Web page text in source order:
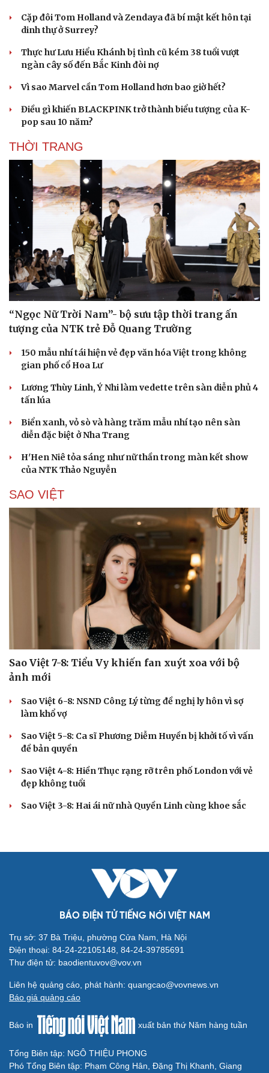
Cặp đôi Tom Holland và Zendaya đã bí mật kết hôn tại
dinh thự ở Surrey?
Thực hư Lưu Hiểu Khánh bị tình cũ kém 38 tuổi vượt
ngàn cây số đến Bắc Kinh đòi nợ
Vì sao Marvel cần Tom Holland hơn bao giờ hết?
Điều gì khiến BLACKPINK trở thành biểu tượng của K-
pop sau 10 năm?
THỜI TRANG
“Ngọc Nữ Trời Nam”- bộ sưu tập thời trang ấn
tượng của NTK trẻ Đỗ Quang Trường
150 mẫu nhí tái hiện vẻ đẹp văn hóa Việt trong không
gian phố cổ Hoa Lư
Lương Thùy Linh, Ý Nhi làm vedette trên sàn diễn phủ 4
tấn lúa
Biển xanh, vỏ sò và hàng trăm mẫu nhí tạo nên sàn
diễn đặc biệt ở Nha Trang
H'Hen Niê tỏa sáng như nữ thần trong màn kết show
của NTK Thảo Nguyễn
SAO VIỆT
Sao Việt 7-8: Tiểu Vy khiến fan xuýt xoa với bộ
ảnh mới
Sao Việt 6-8: NSND Công Lý từng đề nghị ly hôn vì sợ
làm khổ vợ
Sao Việt 5-8: Ca sĩ Phương Diễm Huyền bị khởi tố vì vấn
đề bản quyền
Sao Việt 4-8: Hiền Thục rạng rỡ trên phố London với vẻ
đẹp không tuổi
Sao Việt 3-8: Hai ái nữ nhà Quyền Linh cùng khoe sắc
BÁO ĐIỆN TỬ TIẾNG NÓI VIỆT NAM
Trụ sở: 37 Bà Triệu, phường Cửa Nam, Hà Nội
Điện thoại: 84-24-22105148, 84-24-39785691
Thư điện tử: baodientuvov@vov.vn
Liên hệ quảng cáo, phát hành: quangcao@vovnews.vn
Báo giá quảng cáo
Báo in xuất bản thứ Năm hàng tuần
Tổng Biên tập: NGÔ THIỆU PHONG
Phó Tổng Biên tập: Phạm Công Hân, Đặng Thị Khanh, Giang